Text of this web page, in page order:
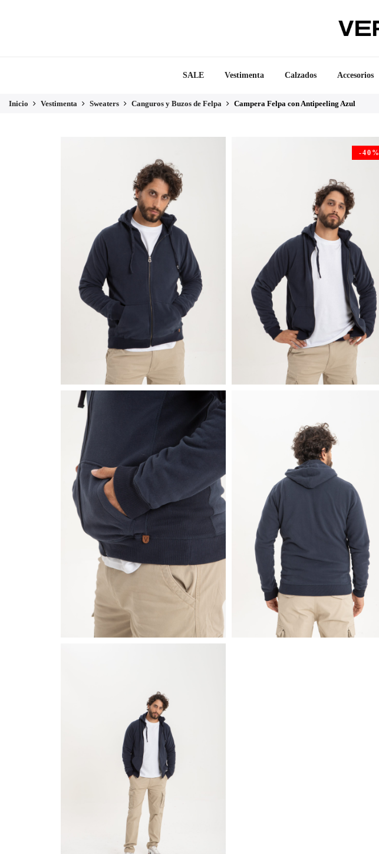
SALE Vestimenta Calzados Accesorios
Inicio Vestimenta Sweaters Canguros y Buzos de Felpa Campera Felpa con Antipeeling Azul
-40%